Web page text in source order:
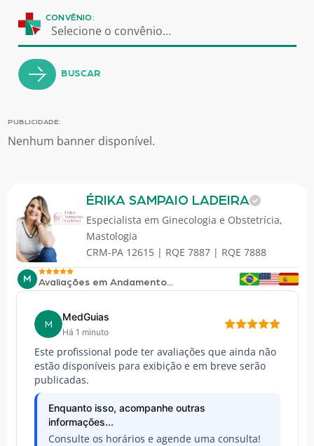
CONVÊNIO:
Selecione o convênio...
BUSCAR
PUBLICIDADE:
Nenhum banner disponível.
ÉRIKA SAMPAIO LADEIRA
Especialista em Ginecologia e Obstetrícia,
Mastologia
CRM-PA 12615 | RQE 7887 | RQE 7888
M Avaliações em Andamento...
M
MedGuias
Há 1 minuto
Este profissional pode ter avaliações que ainda não
estão disponíveis para exibição e em breve serão
publicadas.
Enquanto isso, acompanhe outras
informações...
Consulte os horários e agende uma consulta!